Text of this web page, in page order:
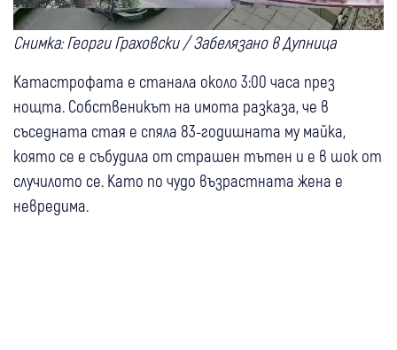
Снимка: Георги Граховски / Забелязано в Дупница
Катастрофата е станала около 3:00 часа през
нощта. Собственикът на имота разказа, че в
съседната стая е спяла 83-годишната му майка,
която се е събудила от страшен тътен и е в шок от
случилото се. Като по чудо възрастната жена е
невредима.